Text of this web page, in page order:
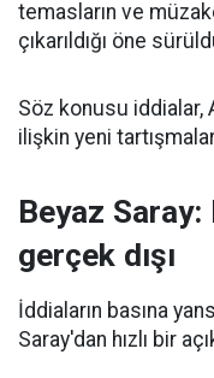
temasların ve
çıkarıldığı öne
Söz konusu iddialar,
ilişkin yeni
Beyaz
gerçek dışı
İddiaların basına
Saray'dan hızlı bir